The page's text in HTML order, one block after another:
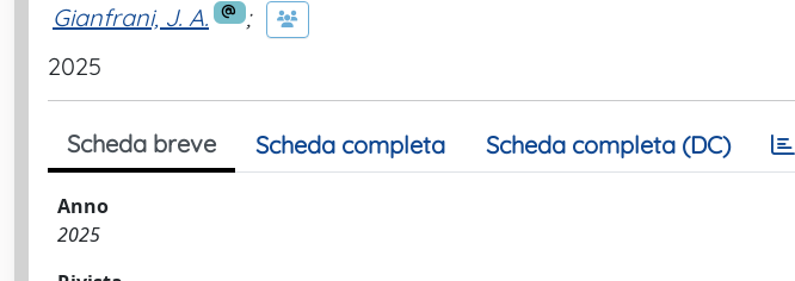
Gianfrani, J. A.
;
2025
Scheda breve Scheda completa Scheda completa (DC)
Anno
2025